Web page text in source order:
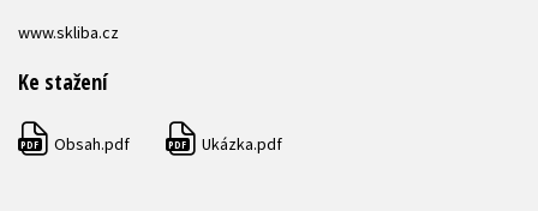
www.skliba.cz
Ke stažení
PDF Obsah.pdf PDF Ukázka.pdf